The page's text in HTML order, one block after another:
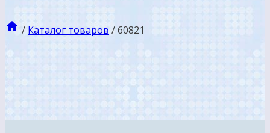
/ Каталог товаров /60821